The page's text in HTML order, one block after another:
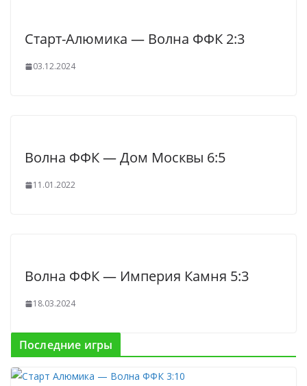
Старт-Алюмика — Волна ФФК 2:3
03.12.2024
Волна ФФК — Дом Москвы 6:5
11.01.2022
Волна ФФК — Империя Камня 5:3
18.03.2024
Последние игры